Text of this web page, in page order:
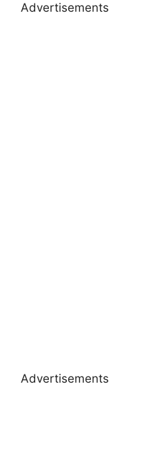
Advertisements
Advertisements